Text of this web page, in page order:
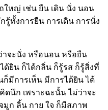
ใหญ่ เช่น ยืน เดิน นั่ง นอน
ทั้งการยืน การเดิน การนั่ง
าจะนั่ง หรือนอน หรือยืน
ด้ยิน ก็ได้กลิ่น ก็รู้รส ก็รู้สิ่งที่
มีการเห็น มีการได้ยิน ได้
นึก เพราะฉะนั้น ไม่ว่าจะ
มูก ลิ้น กาย ใจ ก็มีสภาพ